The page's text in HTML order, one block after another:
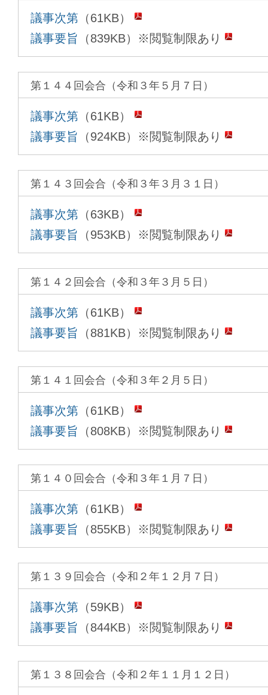
議事次第 （61KB）
議事要旨 （839KB）※閲覧制限あり
第１４４回会合（令和３年５月７日）
議事次第 （61KB）
議事要旨 （924KB）※閲覧制限あり
第１４３回会合（令和３年３月３１日）
議事次第 （63KB）
議事要旨 （953KB）※閲覧制限あり
第１４２回会合（令和３年３月５日）
議事次第 （61KB）
議事要旨 （881KB）※閲覧制限あり
第１４１回会合（令和３年２月５日）
議事次第 （61KB）
議事要旨 （808KB）※閲覧制限あり
第１４０回会合（令和３年１月７日）
議事次第 （61KB）
議事要旨 （855KB）※閲覧制限あり
第１３９回会合（令和２年１２月７日）
議事次第 （59KB）
議事要旨 （844KB）※閲覧制限あり
第１３８回会合（令和２年１１月１２日）